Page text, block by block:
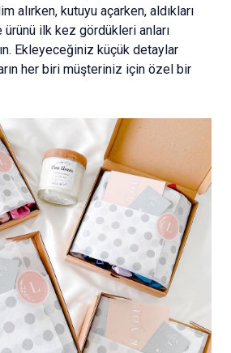
alırken, kutuyu açarken, aldıkları
ürünü ilk kez gördükleri anları
Ekleyeceğiniz küçük detaylar
her biri müşteriniz için özel bir